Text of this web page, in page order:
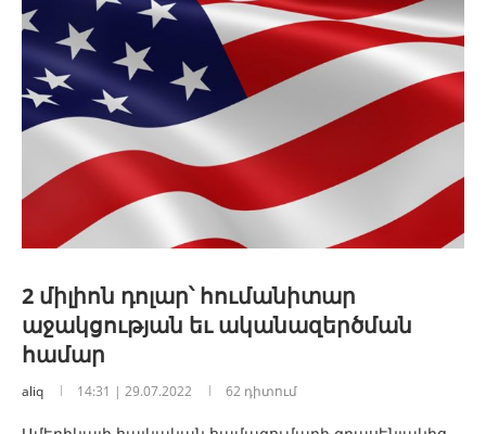
2 միլիոն դոլար՝ հումանիտար
աջակցության եւ ականազերծման
համար
aliq 14:31 | 29.07.2022 62 դիտում